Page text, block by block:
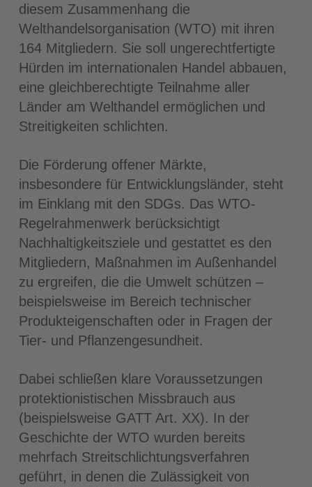
diesem Zusammenhang die
Welthandelsorganisation (WTO) mit ihren
164 Mitgliedern. Sie soll ungerechtfertigte
Hürden im internationalen Handel abbauen,
eine gleichberechtigte Teilnahme aller
Länder am Welthandel ermöglichen und
Streitigkeiten schlichten.
Die Förderung offener Märkte,
insbesondere für Entwicklungsländer, steht
im Einklang mit den SDGs. Das WTO-
Regelrahmenwerk berücksichtigt
Nachhaltigkeitsziele und gestattet es den
Mitgliedern, Maßnahmen im Außenhandel
zu ergreifen, die die Umwelt schützen –
beispielsweise im Bereich technischer
Produkteigenschaften oder in Fragen der
Tier- und Pflanzengesundheit.
Dabei schließen klare Voraussetzungen
protektionistischen Missbrauch aus
(beispielsweise GATT Art. XX). In der
Geschichte der WTO wurden bereits
mehrfach Streitschlichtungsverfahren
geführt, in denen die Zulässigkeit von